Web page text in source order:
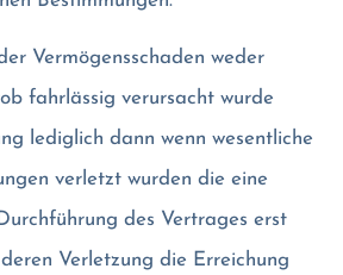
Vermögensschaden weder
fahrlässig verursacht wurde
lediglich dann wenn wesentliche
verletzt wurden die eine
des Vertrages erst
Verletzung die Erreichung